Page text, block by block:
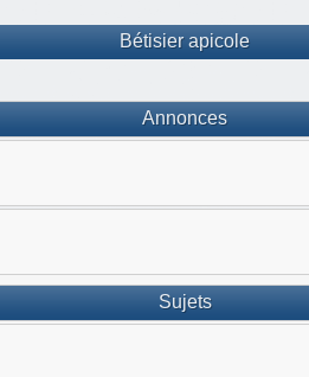
Bétisier apicole
Annonces
Sujets